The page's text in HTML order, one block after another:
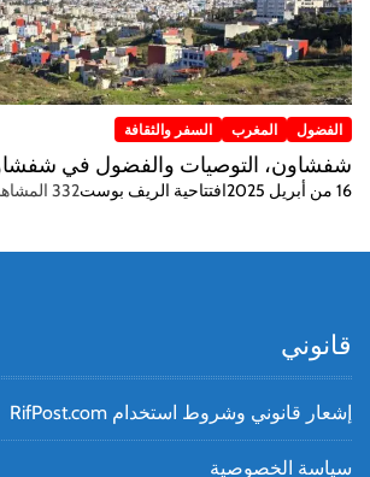
الفضول المغرب السفر والثقافة
شفشاون، التوصيات والفضول في
16 من أبريل 2025 افتتاحية الريف بوست332 المشاهدات
قانوني
إشعار قانوني وشروط استخدام RifPost.com
سياسة الخصوصية